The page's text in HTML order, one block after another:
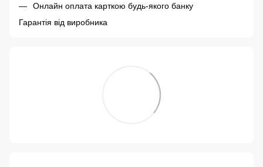
Онлайн оплата карткою будь-якого банку
Гарантія від виробника